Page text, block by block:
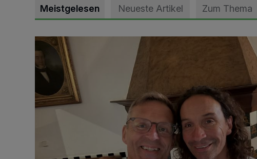
Meistgelesen Neueste Artikel Zum Thema
„Loss dir nix jefalle“ in 7 Tage 1 Song